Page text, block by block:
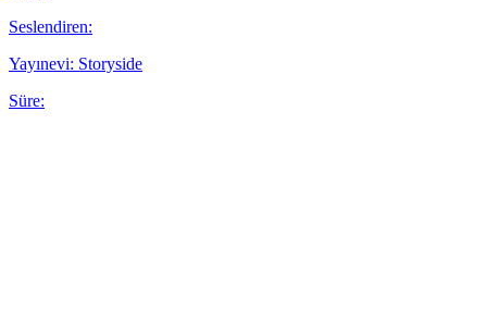
Seslendiren:
Yayınevi: Storyside
Süre: